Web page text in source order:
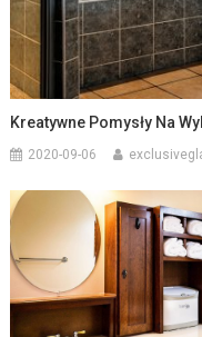
Kreatywne Pomysły Na
2020-09-06